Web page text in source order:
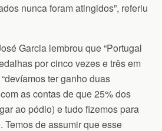
nunca foram atingidos”, referiu
Garcia lembrou que “Portugal
por cinco vezes e três em
ter ganho duas
as contas de que 25% dos
ao pódio) e tudo fizemos para
Temos de assumir que esse